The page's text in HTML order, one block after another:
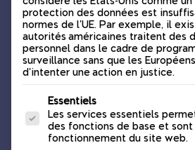
4 octobre 2026
Localisation
Miramont-de-Comminges
31800, Occitanie
protection des données est
normes de l'UE. Par exemple, il
autorités américaines traitent des
personnel dans le cadre de
surveillance sans que les
d'intenter une action en justice.
La liste suivante énumère
Essentiels
Les services essentiels
des fonctions de base et sont
fonctionnement du site web.